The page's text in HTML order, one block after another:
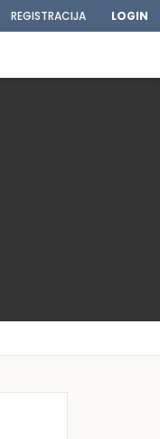
REGISTRACIJA LOGIN